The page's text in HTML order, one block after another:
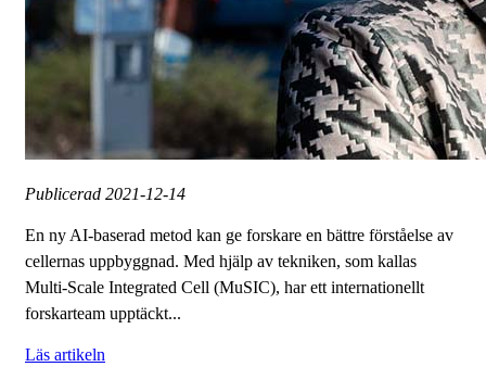
Publicerad 2021-12-14
En ny AI-baserad metod kan ge forskare en bättre förståelse av
cellernas uppbyggnad. Med hjälp av tekniken, som kallas
Multi-Scale Integrated Cell (MuSIC), har ett internationellt
forskarteam upptäckt...
Läs artikeln